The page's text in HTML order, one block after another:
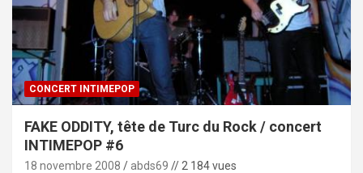
CONCERT INTIMEPOP
FAKE ODDITY, tête de Turc du Rock / concert
INTIMEPOP #6
18 novembre 2008 abds69 // 2 184 vues